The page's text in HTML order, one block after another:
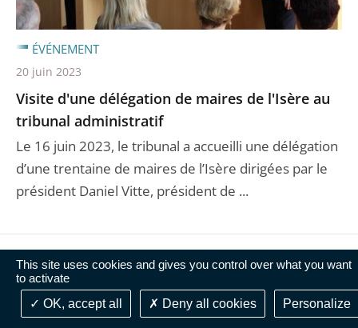
This site uses cookies and gives you control over what you want
to activate
OK, accept all
Deny all cookies Personalize
Visite d'une délégation de maires de l'Isère au
tribunal administratif
Le 16 juin 2023, le tribunal a accueilli une délégation
d’une trentaine de maires de l’Isère dirigées par le
président Daniel Vitte, président de ...
ÉVÉNEMENT
20 juin 2023